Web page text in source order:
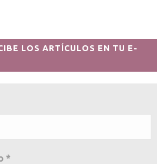
LOS ARTÍCULOS EN TU E-
*